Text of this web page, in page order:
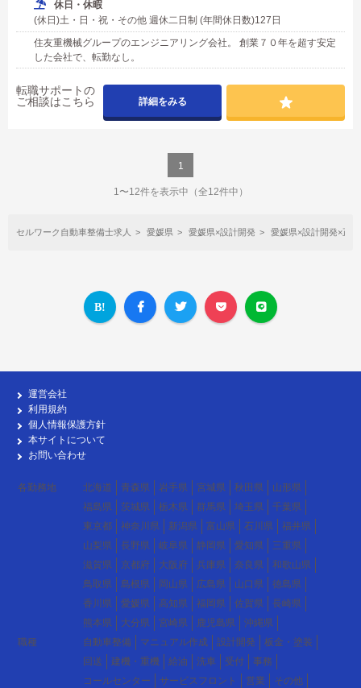
休日・休暇
(休日)土・日・祝・その他 週休二日制 (年間休日数)127日
住友重機械グループのエンジニアリング会社。 創業７０年を超す安定
した会社で、転勤なし。
転職サポートの
ご相談はこちら
詳細をみる
1
1〜12件を表示中 （全12件中）
セルワーク自動車整備士求人 愛媛県 愛媛県×設計開発 愛媛県×設計開発×正
運営会社
利用規約
個人情報保護方針
本サイトについて
お問い合わせ
各勤務地 北海道 青森県 岩手県 宮城県 秋田県
山形県
福島県
茨城県 栃木県 群馬県 埼玉県
千葉県
東京都
神奈川県 新潟県 富山県 石川県
福井県
山梨県
長野県 岐阜県 静岡県 愛知県
三重県
滋賀県
京都府 大阪府 兵庫県 奈良県
和歌山県
鳥取県
島根県 岡山県 広島県 山口県
徳島県
香川県
愛媛県 高知県 福岡県 佐賀県
長崎県
熊本県
大分県 宮崎県 鹿児島県
沖縄県
職種
自動車整備 マニュアル作成 設計開発
板金・塗装
回送
建機・重機 給油 洗車 受付
事務
コールセンター
サービスフロント 営業 その他